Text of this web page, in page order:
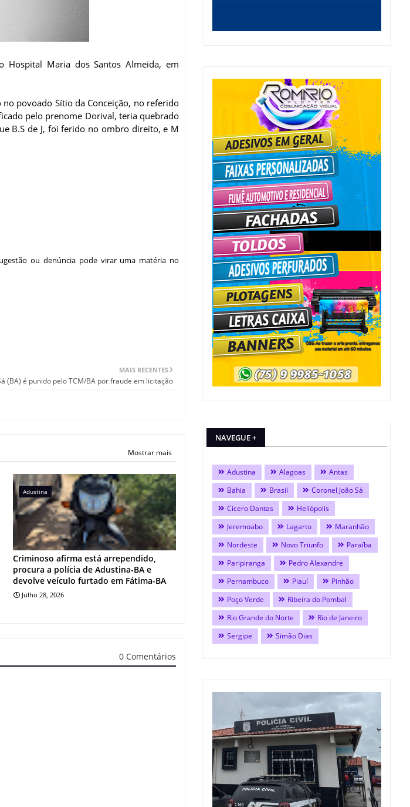
Hospital Maria dos Santos Almeida, em
povoado Sítio da Conceição, no referido
pelo prenome Dorival, teria quebrado
B.S de J, foi ferido no ombro direito, e M
ou denúncia pode virar uma matéria no
MAIS RECENTES
(BA) é punido pelo TCM/BA por fraude em licitação
Mostrar mais
Adustina
Criminoso afirma está arrependido,
procura a polícia de Adustina-BA e
devolve veículo furtado em Fátima-BA
Julho 28, 2026
0 Comentários
NAVEGUE +
Adustina Alagoas
Antas
Bahia
Brasil
Coronel João Sá
Cícero Dantas
Heliópolis
Jeremoabo
Lagarto
Maranhão
Nordeste
Novo Triunfo
Paraíba
Paripiranga
Pedro Alexandre
Pernambuco
Piauí
Pinhão
Poço Verde
Ribeira do Pombal
Rio Grande do Norte
Rio de Janeiro
Sergipe
Simão Dias